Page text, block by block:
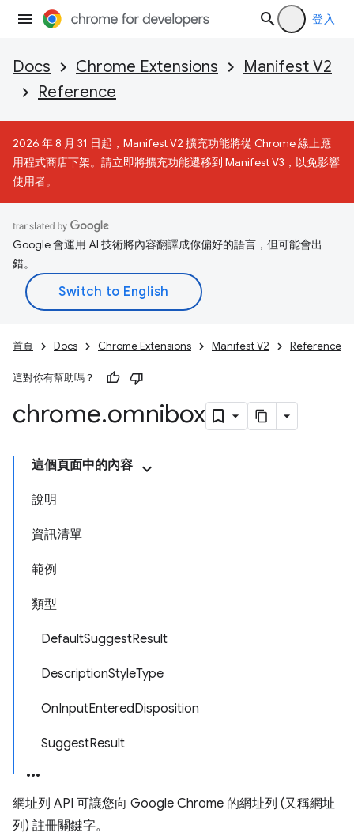
登入
Docs Chrome Extensions
Manifest V2
Reference
2026 年 8 月 31 日起，Manifest V2 擴充功能將從 Chrome 線上應
用程式商店下架。請立即將擴充功能遷移到 Manifest V3，以免影響
使用者。
Google 會運用 AI 技術將內容翻譯成你偏好的語言，但可能會出
錯。
首頁 Docs Chrome Extensions Manifest V2 Reference
這對你有幫助嗎？
chrome.omnibox
這個頁面中的內容
說明
資訊清單
範例
類型
DefaultSuggestResult
DescriptionStyleType
OnInputEnteredDisposition
SuggestResult
網址列 API 可讓您向 Google Chrome 的網址列 (又稱網址
列) 註冊關鍵字。